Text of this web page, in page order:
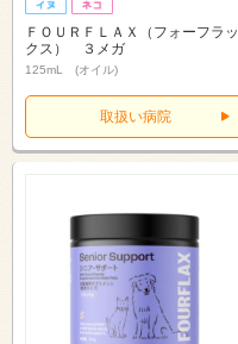
ＦＯＵＲＦＬＡＸ（フォーフラッ
クス） ３メガ
125mL (オイル)
取扱い病院